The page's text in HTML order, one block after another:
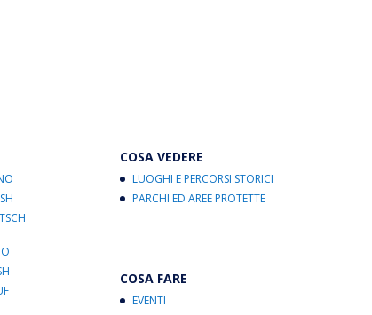
COSA VEDERE
LUOGHI E PERCORSI STORICI
PARCHI ED AREE PROTETTE
COSA FARE
EVENTI